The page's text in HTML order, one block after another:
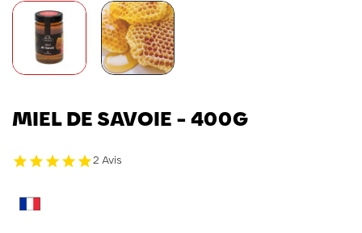
MIEL DE SAVOIE - 400G
2 Avis